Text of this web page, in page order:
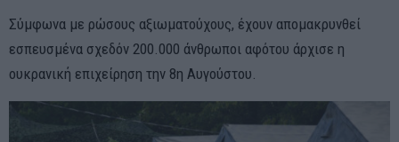
Σύμφωνα με ρώσους αξιωματούχους, έχουν απομακρυνθεί
εσπευσμένα σχεδόν 200.000 άνθρωποι αφότου άρχισε η
ουκρανική επιχείρηση την 8η Αυγούστου.